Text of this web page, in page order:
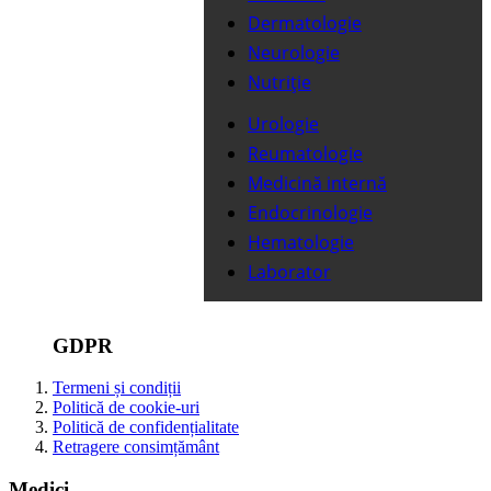
Dermatologie
Neurologie
Nutriție
Urologie
Reumatologie
Medicină internă
Endocrinologie
Hematologie
Laborator
GDPR
Termeni și condiții
Politică de cookie-uri
Politică de confidențialitate
Retragere consimțământ